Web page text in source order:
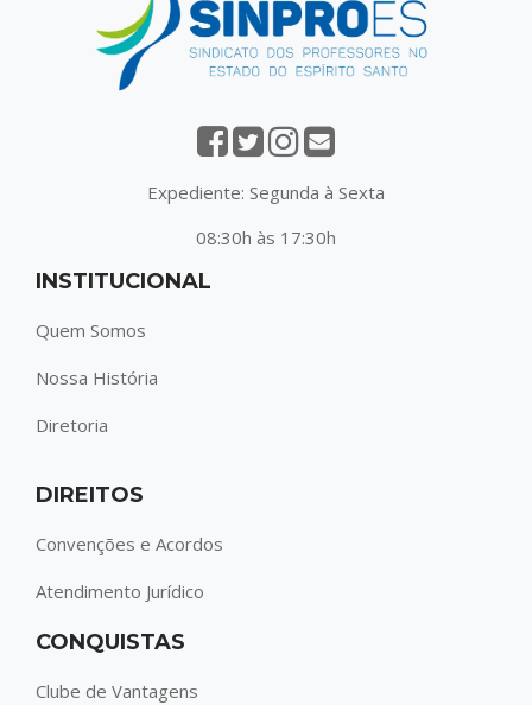
Expediente: Segunda à Sexta
08:30h às 17:30h
INSTITUCIONAL
Quem Somos
Nossa História
Diretoria
DIREITOS
Convenções e Acordos
Atendimento Jurídico
CONQUISTAS
Clube de Vantagens